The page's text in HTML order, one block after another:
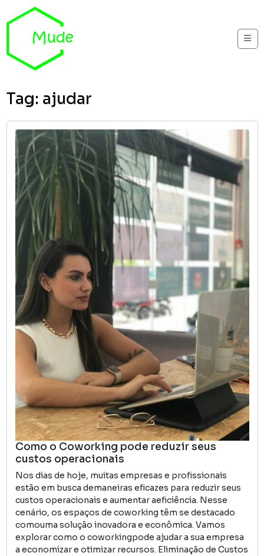
Skip to content
Tag: ajudar
Como o Coworking pode reduzir seus
custos operacionais
Nos dias de hoje, muitas empresas e profissionais
estão em busca demaneiras eficazes para reduzir seus
custos operacionais e aumentar aeficiência. Nesse
cenário, os espaços de coworking têm se destacado
comouma solução inovadora e econômica. Vamos
explorar como o coworkingpode ajudar a sua empresa
a economizar e otimizar recursos. Eliminação de Custos